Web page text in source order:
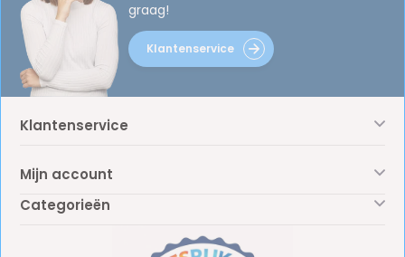
graag!
Klantenservice
Klantenservice
Mijn account
Categorieën